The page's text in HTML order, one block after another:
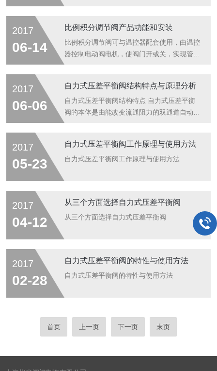
调节阀,导热油压力调节阀质量上乘,价格合理,
欢迎来电咨询!
2017
06-14
比例积分调节阀产品功能和安装
比例积分调节阀可与温控器配套使用，由温控
器控制电动阀电机，使阀门开或关，实现管道
2017
06-06
自力式压差平衡阀结构特点与原理分析
自力式压差平衡阀结构特点 自力式压差平衡
阀的本体是由能改变流通阻力的双通道自动调
2017
05-23
自力式压差平衡阀工作原理与使用方法
自力式压差平衡阀工作原理与使用方法
2017
04-12
从三个方面选择自力式压差平衡阀
从三个方面选择自力式压差平衡阀
2017
02-28
自力式压差平衡阀的特性与使用方法
自力式压差平衡阀的特性与使用方法
首页 上一页 下一页 末页